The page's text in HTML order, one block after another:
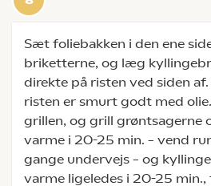
Sæt foliebakken i den ene
briketterne, og læg
direkte på risten ved siden
risten er smurt godt med
grillen, og grill grøntsagerne
varme i 20-25 min. – vend
gange undervejs – og
varme ligeledes i 20-25 min.,